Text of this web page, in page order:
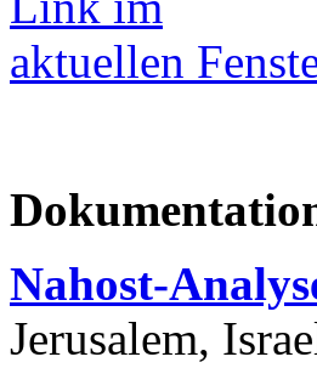
Nahost-
Jerusalem,